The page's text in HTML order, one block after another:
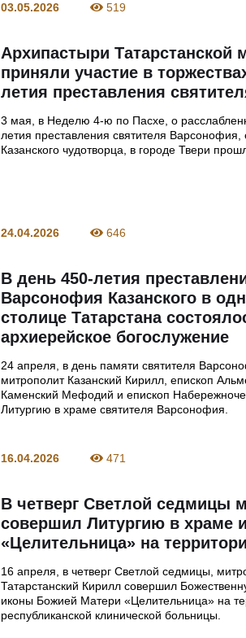
03.05.2026 519
Архипастыри Татарстанской
приняли участие в
летия преставления
3 мая, в Неделю 4-ю по Пасхе, о
летия преставления святителя Варсонофия,
Казанского чудотворца, в городе Твери
24.04.2026 646
В день 450-летия
Варсонофия Казанского в
столице Татарстана
архиерейское богослужение
24 апреля, в день памяти святителя
митрополит Казанский Кирилл, епископ
Каменский Мефодий и епископ
Литургию в храме святителя Варсонофия.
16.04.2026 471
В четверг Светлой седмицы
совершил Литургию в храме
«Целительница» на
16 апреля, в четверг Светлой седмицы,
Татарстанский Кирилл совершил
иконы Божией Матери «Целительница» на
республиканской клинической больницы.